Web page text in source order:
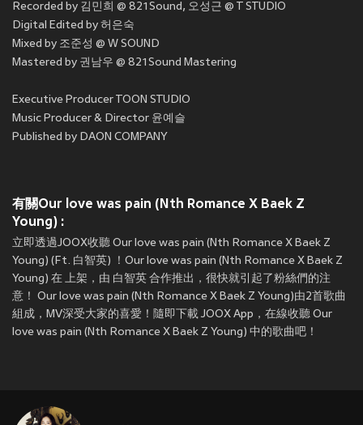
Recorded by 김민희 @ 821Sound, 오성근 @ T STUDIO
Digital Edited by 허은숙
Mixed by 조준성 @ W SOUND
Mastered by 권남우 @ 821Sound Mastering
Executive Producer TOON STUDIO
Music Producer & Director 윤예슬
Published by DAON COMPANY
有關Our love was pain (Nth Romance X Baek Z
Young) :
立即透過JOOX收聽 Our love was pain (Nth Romance X Baek Z
Young) (Ft. 白智英) ！Our love was pain (Nth Romance X Baek Z
Young) 在 上架，由 白智英 合作推出，很快就引起了粉絲們的注
意！ Our love was pain (Nth Romance X Baek Z Young)由2首歌曲
組成，MV深受大家的喜愛！隨即下載 JOOX App，在線收聽 Our
love was pain (Nth Romance X Baek Z Young) 中的歌曲吧！